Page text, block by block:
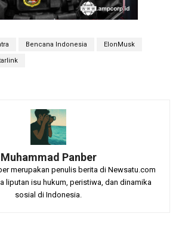
Bencana Indonesia ElonMusk
Muhammad Panber
merupakan penulis berita di Newsatu.com
liputan isu hukum, peristiwa, dan dinamika
sosial di Indonesia.